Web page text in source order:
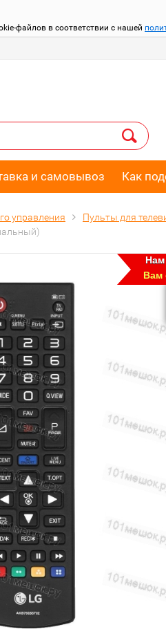
файлов в соответствии с нашей
и самовывоз Как
управления Пульты для
Нам
Вам